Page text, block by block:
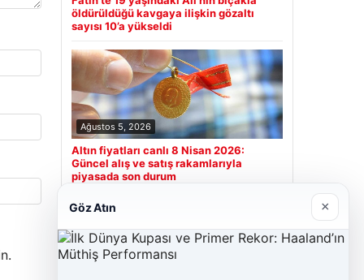
öldürüldüğü kavgaya ilişkin gözaltı
sayısı 10’a yükseldi
Ağustos 5, 2026
Altın fiyatları canlı 8 Nisan 2026:
Güncel alış ve satış rakamlarıyla
piyasada son durum
Son Eklenen Firmalar
Göz Atın ×